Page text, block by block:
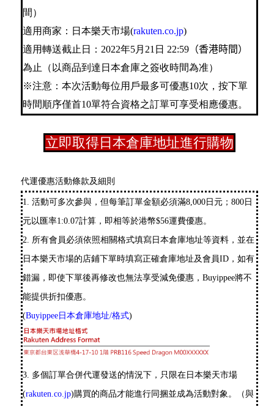
間）
適用商家：日本樂天市場(rakuten.co.jp)
適用轉送截止日：2022年5月21日 22:59 （香港時間）
為止（以商品到達日本倉庫之簽收時間為准）
※注意：本次活動每位用戶最多可優惠10次，按下單
時間順序僅首10單符合資格之訂單可享受相應優惠。
立即取得日本倉庫地址進行購物
代運優惠活動條款及細則
1. 活動可多次參與，但每筆訂單金額必須滿8,000日元；800日
元以匯率1:0.07計算，即相等於港幣$56運費優惠。
2. 所有會員必須依照相關格式填寫日本倉庫地址等資料，並在
日本樂天市場的店鋪下單時填寫正確倉庫地址及會員ID，如有
錯漏，即使下單後再修改也無法享受減免優惠，Buyippee將不
能提供折扣優惠。
(Buyippee日本倉庫地址/格式)
3. 多個訂單合併代運發送的情況下，只限在日本樂天市場
(rakuten.co.jp)購買的商品才能進行同捆並成為活動對象。（與